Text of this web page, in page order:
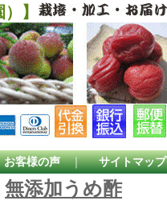
】
お客様の声 ｜ サイトマップ
無添加うめ酢